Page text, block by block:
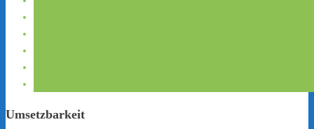
Umsetzbarkeit